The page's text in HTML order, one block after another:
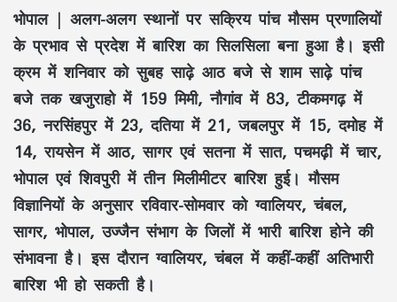
भोपाल | अलग-अलग स्थानों पर सक्रिय पांच मौसम प्रणालियों
के प्रभाव से प्रदेश में बारिश का सिलसिला बना हुआ है। इसी
क्रम में शनिवार को सुबह साढ़े आठ बजे से शाम साढ़े पांच
बजे तक खजुराहो में 159 मिमी, नौगांव में 83, टीकमगढ़ में
36, नरसिंहपुर में 23, दतिया में 21, जबलपुर में 15, दमोह में
14, रायसेन में आठ, सागर एवं सतना में सात, पचमढ़ी में चार,
भोपाल एवं शिवपुरी में तीन मिलीमीटर बारिश हुई। मौसम
विज्ञानियों के अनुसार रविवार-सोमवार को ग्वालियर, चंबल,
सागर, भोपाल, उज्जैन संभाग के जिलों में भारी बारिश होने की
संभावना है। इस दौरान ग्वालियर, चंबल में कहीं-कहीं अतिभारी
बारिश भी हो सकती है।